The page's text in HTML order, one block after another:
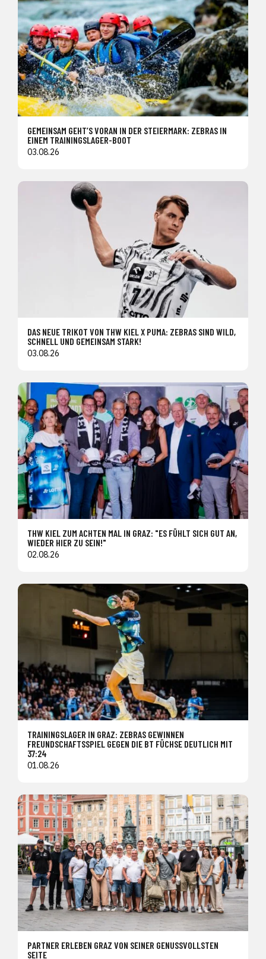
GEMEINSAM GEHT’S VORAN IN DER STEIERMARK: ZEBRAS IN
EINEM TRAININGSLAGER-BOOT
03.08.26
DAS NEUE TRIKOT VON THW KIEL X PUMA: ZEBRAS SIND WILD,
SCHNELL UND GEMEINSAM STARK!
03.08.26
THW KIEL ZUM ACHTEN MAL IN GRAZ: "ES FÜHLT SICH GUT AN,
WIEDER HIER ZU SEIN!"
02.08.26
TRAININGSLAGER IN GRAZ: ZEBRAS GEWINNEN
FREUNDSCHAFTSSPIEL GEGEN DIE BT FÜCHSE DEUTLICH MIT
37:24
01.08.26
PARTNER ERLEBEN GRAZ VON SEINER GENUSSVOLLSTEN
SEITE